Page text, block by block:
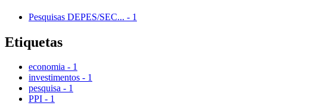
Pesquisas DEPES/SEC... - 1
Etiquetas
economia - 1
investimentos - 1
pesquisa - 1
PPI - 1